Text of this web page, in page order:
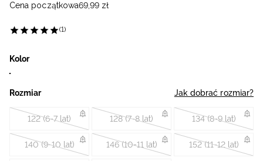
Cena początkowa69,99 zł
(1)
Kolor
Rozmiar Jak dobrać rozmiar?
122 (6-7 lat) 128 (7-8 lat) 134 (8-9 lat)
140 (9-10 lat) 146 (10-11 lat) 152 (11-12 lat)